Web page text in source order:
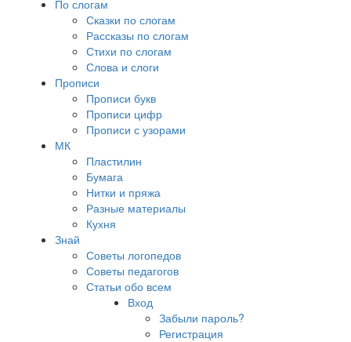
По слогам
Сказки по слогам
Рассказы по слогам
Стихи по слогам
Слова и слоги
Прописи
Прописи букв
Прописи цифр
Прописи с узорами
МК
Пластилин
Бумага
Нитки и пряжа
Разные материалы
Кухня
Знай
Советы логопедов
Советы педагогов
Статьи обо всем
Вход
Забыли пароль?
Регистрация